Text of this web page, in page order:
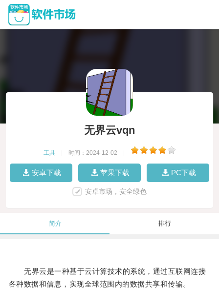
无界云vqn
工具 时间：2024-12-02
安卓下载 苹果下载 PC下载
安卓市场，安全绿色
简介 排行
无界云是一种基于云计算技术的系统，通过互联网连接
各种数据和信息，实现全球范围内的数据共享和传输。